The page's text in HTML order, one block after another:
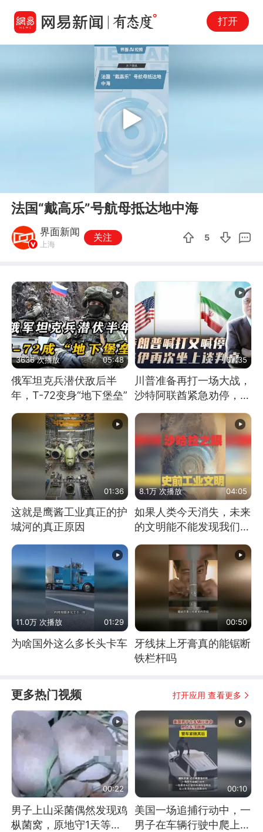
打开
Play
法国“戴高乐”号航母抵达地中海
界面新闻
上海
关注 5
3636 次播放 05:48
俄军坦克兵潜伏敌后半
年，T-72变身“地下堡垒”
07:35
川普准备再打一场大战，
沙特阿联酋紧急劝停，美
伊开启新一轮谈判
01:36
这就是鹰酱工业真正的护
城河的真正原因
8.1万 次播放 04:05
如果人类今天消失，未来
的文明能不能发现我们存
11.0万 次播放 01:29
为啥国外这么多长头卡车
00:50
牙线抹上牙膏真的能锯断
铁栏杆吗
更多热门视频 打开应用 查看更多
00:22
男子上山采菌偶然发现鸡
枞菌窝，原地守1天等它
00:10
美国一场追捕行动中，一
男子在车辆行驶中爬上车